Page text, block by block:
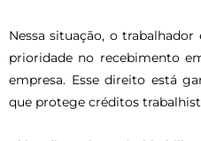
Nessa situação, o
prioridade no recebimento
empresa. Esse direito está
que protege créditos